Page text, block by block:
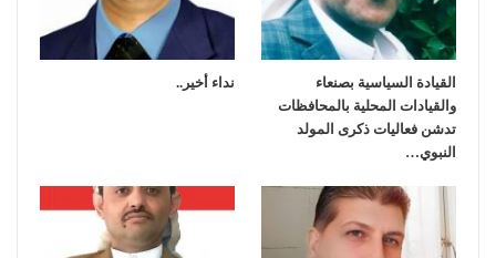
القيادة السياسية بصنعاء
والقيادات المحلية بالمحافظات
تدشن فعاليات ذكرى المولد
النبوي…
نداء أخير..